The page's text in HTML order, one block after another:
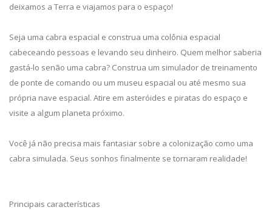
deixamos a Terra e viajamos para o espaço!
Seja uma cabra espacial e construa uma colônia espacial
cabeceando pessoas e levando seu dinheiro. Quem melhor saberia
gastá-lo senão uma cabra? Construa um simulador de treinamento
de ponte de comando ou um museu espacial ou até mesmo sua
própria nave espacial. Atire em asteróides e piratas do espaço e
visite a algum planeta próximo.
Você já não precisa mais fantasiar sobre a colonização como uma
cabra simulada. Seus sonhos finalmente se tornaram realidade!
Principais características